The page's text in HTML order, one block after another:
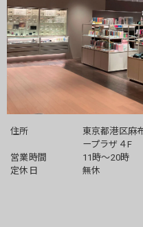
住所
東京都港区麻
ープラザ４F
営業時間
11時～20時
定休日
無休